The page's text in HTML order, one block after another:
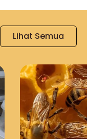
Lihat Semua